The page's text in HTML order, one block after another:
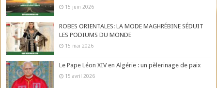
15 juin 2026
ROBES ORIENTALES: LA MODE MAGHRÉBINE SÉDUIT
LES PODIUMS DU MONDE
15 mai 2026
Le Pape Léon XIV en Algérie : un pèlerinage de paix
15 avril 2026